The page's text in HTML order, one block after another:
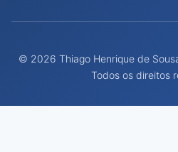
© 2026 Thiago Henrique de
Todos os direitos